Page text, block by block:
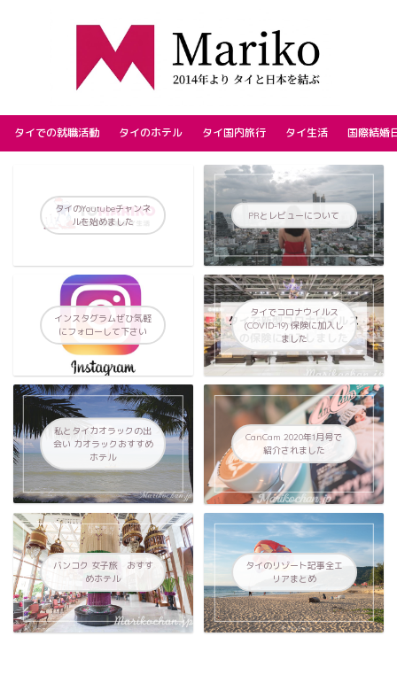
タイでの就職活動 タイのホテル タイ国内旅行 タイ生活 国際結婚
タイのYoutubeチャンネ
ルを始めました
PRとレビューについて
インスタグラムぜひ気軽
にフォローして下さい
タイでコロナウイルス
(COVID-19) 保険に加入し
ました
私とタイカオラックの出
会い カオラックおすすめ
ホテル
CanCam 2020年1月号で
紹介されました
バンコク 女子旅 おすす
めホテル
タイのリゾート記事全エ
リアまとめ